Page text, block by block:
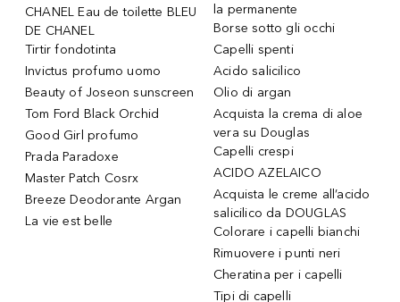
CHANEL Eau de toilette BLEU
DE CHANEL
Tirtir fondotinta
Invictus profumo uomo
Beauty of Joseon sunscreen
Tom Ford Black Orchid
Good Girl profumo
Prada Paradoxe
Master Patch Cosrx
Breeze Deodorante Argan
La vie est belle
la permanente
Borse sotto gli occhi
Capelli spenti
Acido salicilico
Olio di argan
Acquista la crema di aloe
vera su Douglas
Capelli crespi
ACIDO AZELAICO
Acquista le creme all’acido
salicilico da DOUGLAS
Colorare i capelli bianchi
Rimuovere i punti neri
Cheratina per i capelli
Tipi di capelli